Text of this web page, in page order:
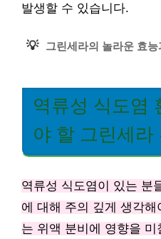
발생할 수 있습니다.
💡 그린세라의 놀라운 효
역류성 식도염
야 할 그린세라
역류성 식도염이 있는 분
에 대해 주의 깊게 생각
는 위액 분비에 영향을